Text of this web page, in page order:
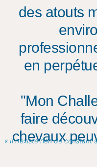
des atouts
en
"Mon
faire
chevaux
« Il n’existe rien de constant